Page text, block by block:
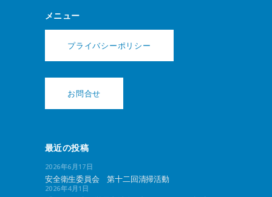
メニュー
プライバシーポリシー
お問合せ
最近の投稿
2026年6月17日
安全衛生委員会 第十二回清掃活動
2026年4月1日